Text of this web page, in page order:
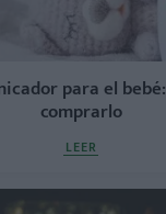
para el
comprarlo
LEER